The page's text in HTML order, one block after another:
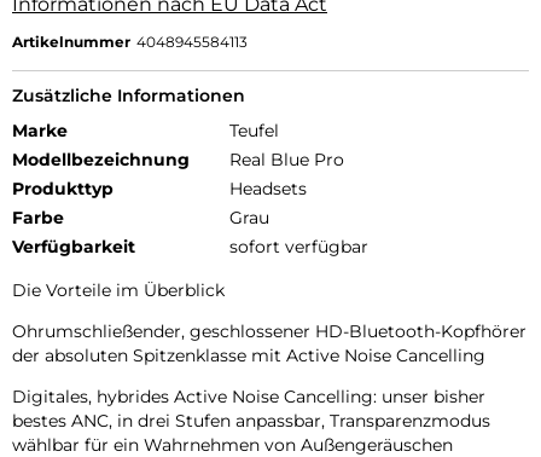
Artikelnummer 4048945584113
Zusätzliche Informationen
Marke
Teufel
Modellbezeichnung
Real Blue Pro
Produkttyp
Headsets
Farbe
Grau
Verfügbarkeit
sofort verfügbar
Die Vorteile im Überblick
Ohrumschließender, geschlossener HD-Bluetooth-Kopfhörer
der absoluten Spitzenklasse mit Active Noise Cancelling
Digitales, hybrides Active Noise Cancelling: unser bisher
bestes ANC, in drei Stufen anpassbar, Transparenzmodus
wählbar für ein Wahrnehmen von Außengeräuschen